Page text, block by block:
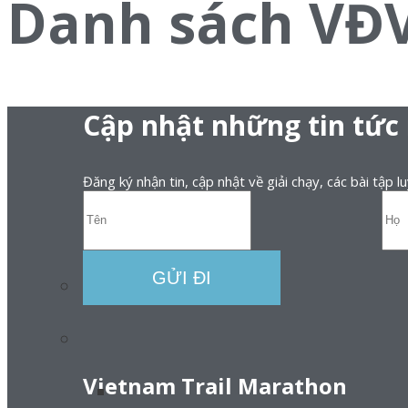
Danh sách
Cập nhật những tin
Đăng ký nhận tin, cập nhật về giải chạy, các bài tập
Vietnam Trail Marathon